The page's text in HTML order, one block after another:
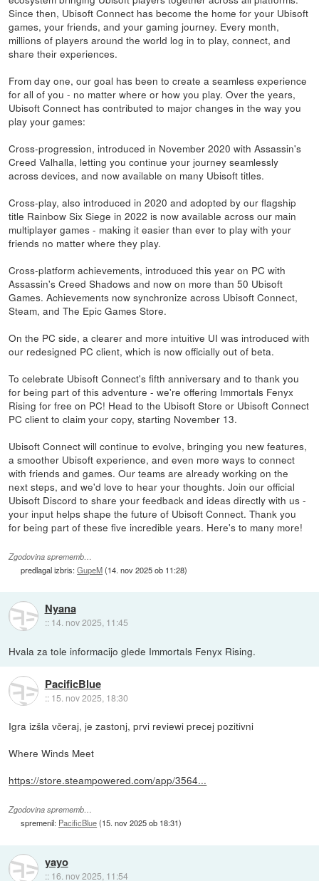
Since then, Ubisoft Connect has become the home for your Ubisoft
games, your friends, and your gaming journey. Every month,
millions of players around the world log in to play, connect, and
share their experiences.
From day one, our goal has been to create a seamless experience
for all of you - no matter where or how you play. Over the years,
Ubisoft Connect has contributed to major changes in the way you
play your games:
Cross-progression, introduced in November 2020 with Assassin's
Creed Valhalla, letting you continue your journey seamlessly
across devices, and now available on many Ubisoft titles.
Cross-play, also introduced in 2020 and adopted by our flagship
title Rainbow Six Siege in 2022 is now available across our main
multiplayer games - making it easier than ever to play with your
friends no matter where they play.
Cross-platform achievements, introduced this year on PC with
Assassin's Creed Shadows and now on more than 50 Ubisoft
Games. Achievements now synchronize across Ubisoft Connect,
Steam, and The Epic Games Store.
On the PC side, a clearer and more intuitive UI was introduced with
our redesigned PC client, which is now officially out of beta.
To celebrate Ubisoft Connect's fifth anniversary and to thank you
for being part of this adventure - we're offering Immortals Fenyx
Rising for free on PC! Head to the Ubisoft Store or Ubisoft Connect
PC client to claim your copy, starting November 13.
Ubisoft Connect will continue to evolve, bringing you new features,
a smoother Ubisoft experience, and even more ways to connect
with friends and games. Our teams are already working on the
next steps, and we'd love to hear your thoughts. Join our official
Ubisoft Discord to share your feedback and ideas directly with us -
your input helps shape the future of Ubisoft Connect. Thank you
for being part of these five incredible years. Here's to many more!
Zgodovina sprememb…
predlagal izbris:GupeM(14. nov 2025 ob 11:28)
Nyana
:: 14. nov 2025, 11:45
Hvala za tole informacijo glede Immortals Fenyx Rising.
PacificBlue
:: 15. nov 2025, 18:30
Igra izšla včeraj, je zastonj, prvi reviewi precej pozitivni
Where Winds Meet
https://store.steampowered.com/app/3564...
Zgodovina sprememb…
spremenil: PacificBlue(15. nov 2025 ob 18:31)
yayo
:: 16. nov 2025, 11:54